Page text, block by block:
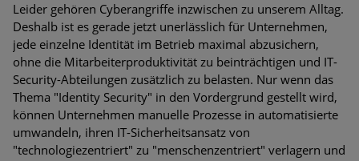
Leider gehören Cyberangriffe inzwischen zu unserem Alltag.
Deshalb ist es gerade jetzt unerlässlich für Unternehmen,
jede einzelne Identität im Betrieb maximal abzusichern,
ohne die Mitarbeiterproduktivität zu beinträchtigen und IT-
Security-Abteilungen zusätzlich zu belasten. Nur wenn das
Thema "Identity Security" in den Vordergrund gestellt wird,
können Unternehmen manuelle Prozesse in automatisierte
umwandeln, ihren IT-Sicherheitsansatz von
"technologiezentriert" zu "menschenzentriert" verlagern und